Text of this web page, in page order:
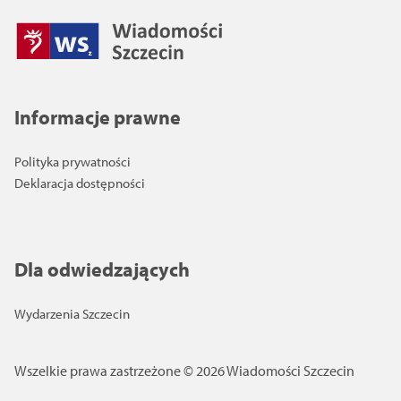
Informacje prawne
Polityka prywatności
Deklaracja dostępności
Dla odwiedzających
Wydarzenia Szczecin
Wszelkie prawa zastrzeżone © 2026 Wiadomości Szczecin